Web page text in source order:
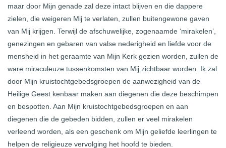
maar door Mijn genade zal deze intact blijven en die dappere
zielen, die weigeren Mij te verlaten, zullen buitengewone gaven
van Mij krijgen. Terwijl de afschuwelijke, zogenaamde ‘mirakelen’,
genezingen en gebaren van valse nederigheid en liefde voor de
mensheid in het geraamte van Mijn Kerk gezien worden, zullen de
ware miraculeuze tussenkomsten van Mij zichtbaar worden. Ik zal
door Mijn kruistochtgebedsgroepen de aanwezigheid van de
Heilige Geest kenbaar maken aan diegenen die deze beschimpen
en bespotten. Aan Mijn kruistochtgebedsgroepen en aan
diegenen die de gebeden bidden, zullen er veel mirakelen
verleend worden, als een geschenk om Mijn geliefde leerlingen te
helpen de religieuze vervolging het hoofd te bieden.